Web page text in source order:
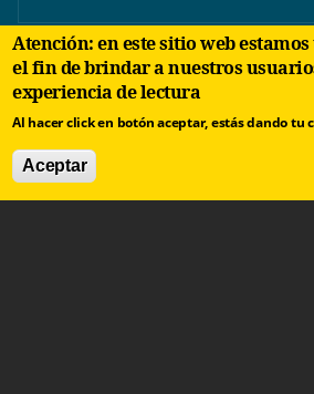
Atención: en este sitio web estamos usando cookies con
el fin de brindar a nuestros
experiencia de lectura
Al hacer click en botón aceptar, estás dando tu
Aceptar